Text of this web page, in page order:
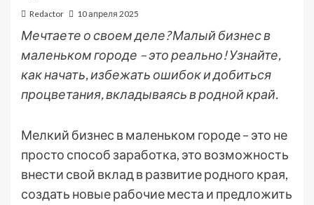
Redactor 10 апреля 2025
Мечтаете о своем деле? Малый бизнес в
маленьком городе – это реально! Узнайте,
как начать, избежать ошибок и добиться
процветания, вкладываясь в родной край.
Мелкий бизнес в маленьком городе – это не
просто способ заработка, это возможность
внести свой вклад в развитие родного края,
создать новые рабочие места и предложить